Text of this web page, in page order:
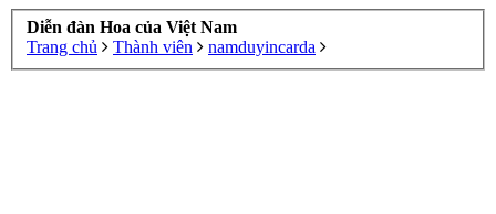
Diễn đàn Hoa của Việt Nam
Trang chủ
Thành viên namduyincarda